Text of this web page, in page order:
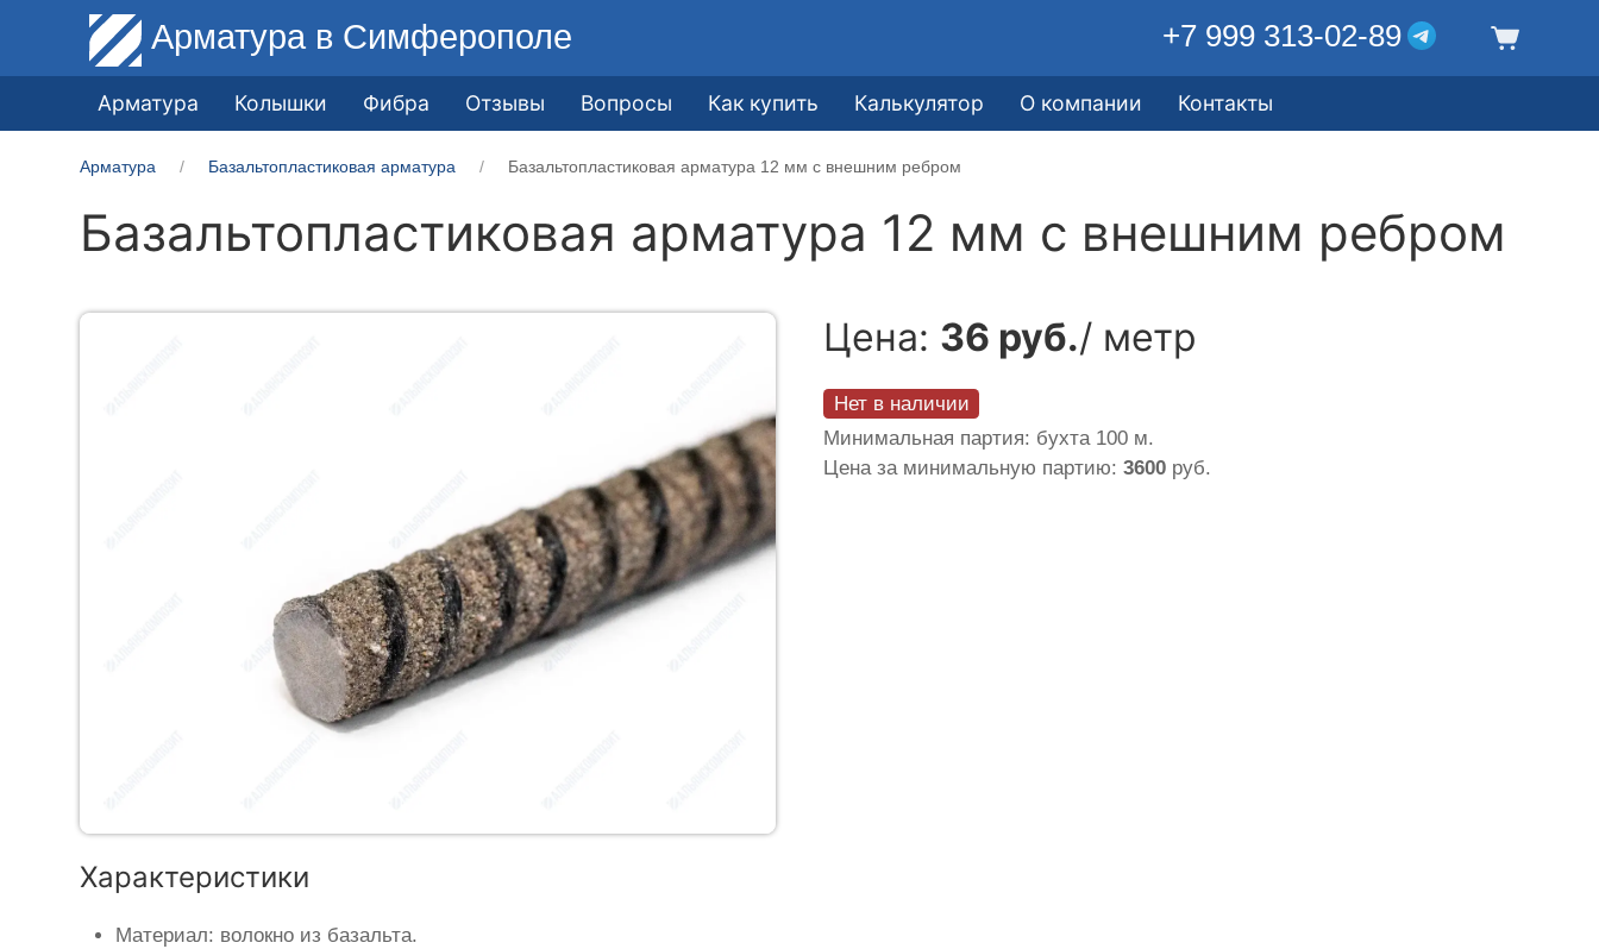
Арматура в Симферополе +7 999 313-02-89
Арматура Колышки Фибра Отзывы Вопросы Как купить Калькулятор О компании Контакты
Арматура Базальтопластиковая арматура Базальтопластиковая арматура 12 мм с внешним ребром
Базальтопластиковая арматура 12 мм с внешним ребром
Цена: 36 руб./ метр
Нет в наличии
Минимальная партия: бухта 100 м.
Цена за минимальную партию: 3600 руб.
Характеристики
Материал: волокно из базальта.